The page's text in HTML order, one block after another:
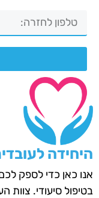
היחידה
אנו כאן כדי לספק
בטיפול סיעודי. צוות